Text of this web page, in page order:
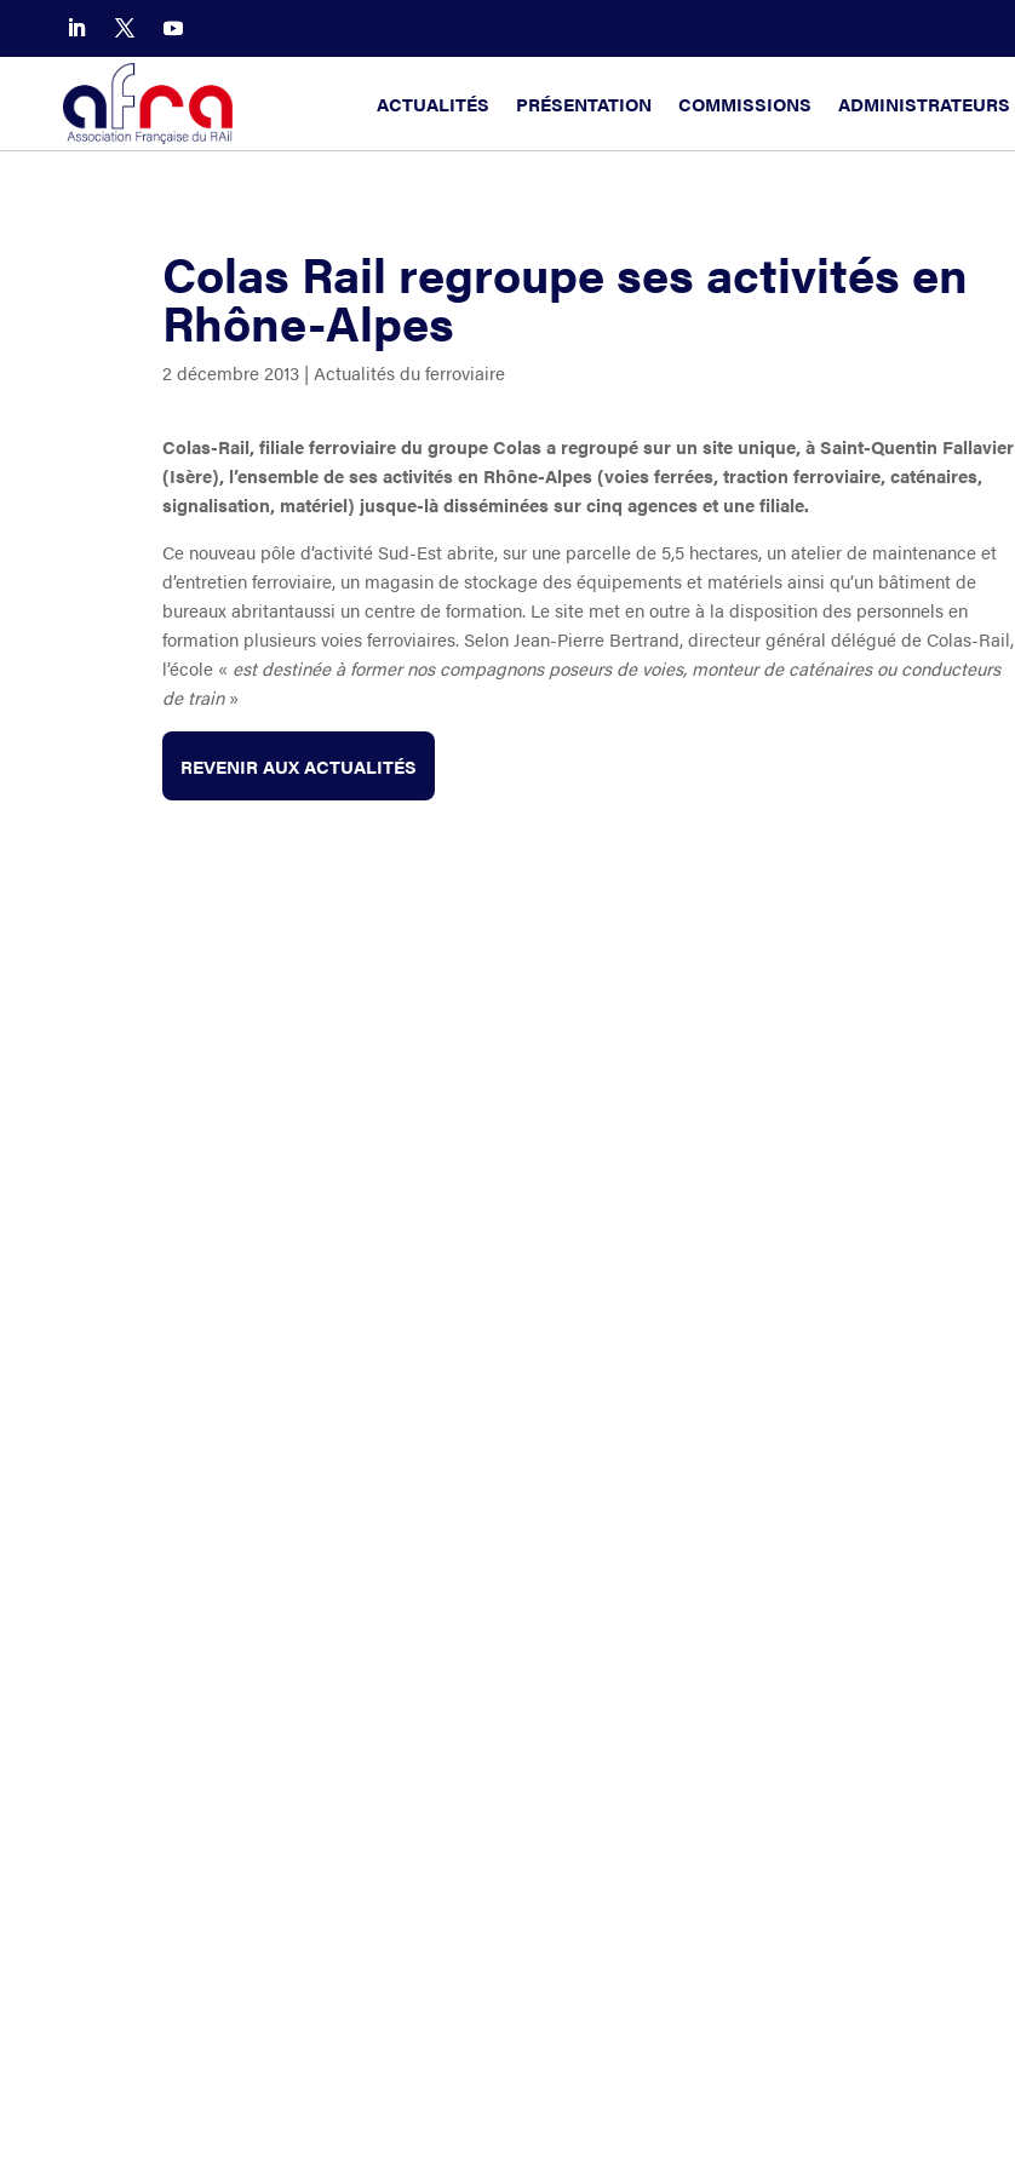
ACTUALITÉS PRÉSENTATION COMMISSIONS ADMINISTRATEURS
Colas Rail regroupe ses activités en
Rhône-Alpes
2 décembre 2013 | Actualités du ferroviaire
Colas-Rail, filiale ferroviaire du groupe Colas a regroupé sur un site unique, à Saint-Quentin Fallavier
(Isère), l’ensemble de ses activités en Rhône-Alpes (voies ferrées, traction ferroviaire, caténaires,
signalisation, matériel) jusque-là disséminées sur cinq agences et une filiale.
Ce nouveau pôle d’activité Sud-Est abrite, sur une parcelle de 5,5 hectares, un atelier de maintenance et
d’entretien ferroviaire, un magasin de stockage des équipements et matériels ainsi qu’un bâtiment de
bureaux abritantaussi un centre deformation. Le site met en outre à la disposition des personnels en
formation plusieursvoiesferroviaires. Selon Jean-Pierre Bertrand, directeur général délégué de Colas-Rail,
l’école « est destinée à former nos compagnons poseurs de voies, monteur de caténaires ou conducteurs
de train»
REVENIR AUX ACTUALITÉS